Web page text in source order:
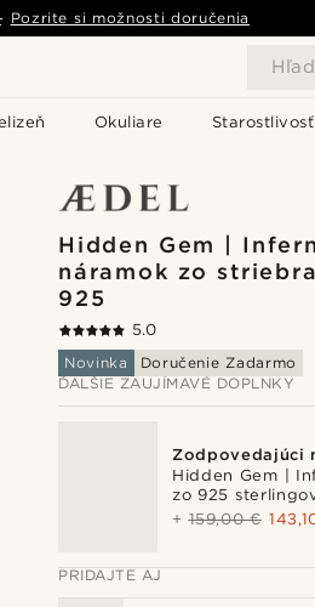
Okuliare
Pozrite si možnosti doručenia
Hidden Gem |
náramok zo striebra
925
5.0
Novinka
Doručenie Zadarmo
ĎALŠIE ZAUJÍMAVÉ DOPLNKY
Zodpovedajúci
Hidden Gem |
zo 925
+159,00 €
PRIDAJTE AJ